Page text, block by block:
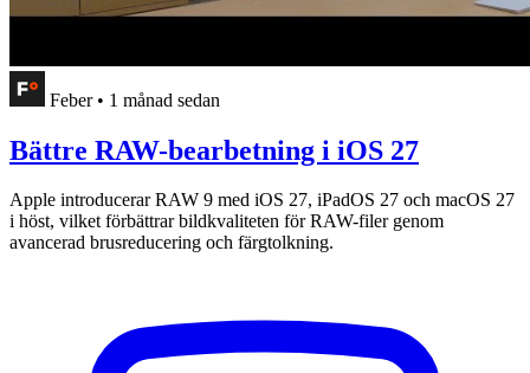
Feber • 1 månad sedan
Bättre RAW-bearbetning i iOS 27
Apple introducerar RAW 9 med iOS 27, iPadOS 27 och macOS 27
i höst, vilket förbättrar bildkvaliteten för RAW-filer genom
avancerad brusreducering och färgtolkning.